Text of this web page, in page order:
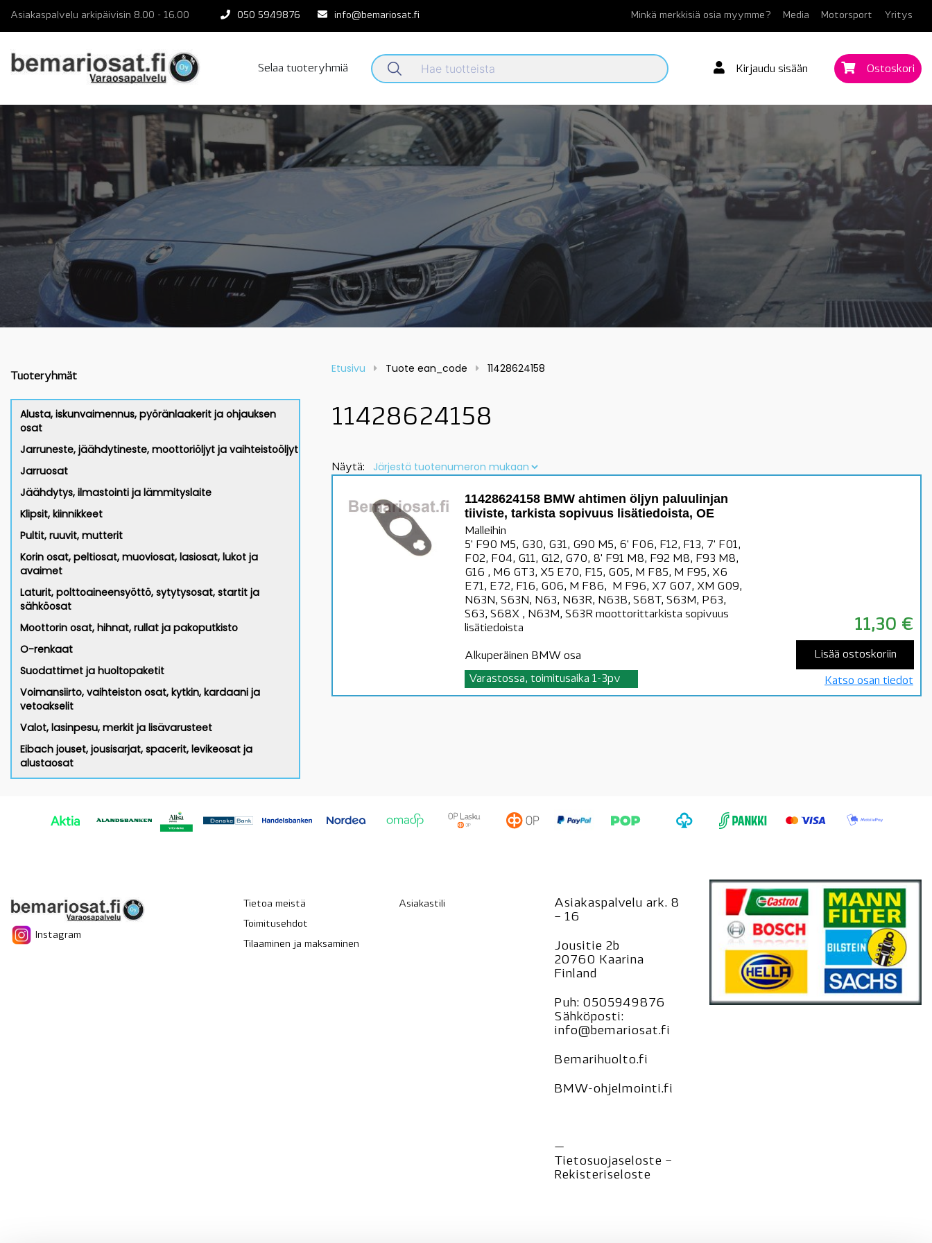
content
Asiakaspalvelu arkipäivisin 8.00 - 16.00 050 5949876 info@bemariosat.fi Minkä merkkisiä osia myymme? Media Motorsport Yritys
Selaa tuoteryhmiä Kirjaudu sisään Ostoskori
Tuoteryhmät
Alusta, iskunvaimennus, pyöränlaakerit ja ohjauksen
osat
Jarruneste, jäähdytineste, moottoriöljyt ja vaihteistoöljyt
Jarruosat
Jäähdytys, ilmastointi ja lämmityslaite
Klipsit, kiinnikkeet
Pultit, ruuvit, mutterit
Korin osat, peltiosat, muoviosat, lasiosat, lukot ja
avaimet
Laturit, polttoaineensyöttö, sytytysosat, startit ja
sähköosat
Moottorin osat, hihnat, rullat ja pakoputkisto
O-renkaat
Suodattimet ja huoltopaketit
Voimansiirto, vaihteiston osat, kytkin, kardaani ja
vetoakselit
Valot, lasinpesu, merkit ja lisävarusteet
Eibach jouset, jousisarjat, spacerit, levikeosat ja
alustaosat
Etusivu Tuote ean_code 11428624158
11428624158
Näytä:
11428624158 BMW ahtimen öljyn paluulinjan
tiiviste, tarkista sopivuus lisätiedoista, OE
Malleihin
5' F90 M5, G30, G31, G90 M5, 6' F06, F12, F13, 7' F01,
F02, F04, G11, G12, G70, 8' F91 M8, F92 M8, F93 M8,
G16 , M6 GT3, X5 E70, F15, G05, M F85, M F95, X6
E71, E72, F16, G06, M F86, M F96, X7 G07, XM G09,
N63N, S63N, N63, N63R, N63B, S68T, S63M, P63,
S63, S68X , N63M, S63R moottorittarkista sopivuus
lisätiedoista
Alkuperäinen BMW osa
Varastossa, toimitusaika 1-3pv
11,30 €
Lisää ostoskoriin
Katso osan tiedot
Instagram
Tietoa meistä
Toimitusehdot
Tilaaminen ja maksaminen
Asiakastili
Asiakaspalvelu ark. 8
– 16
Jousitie 2b
20760 Kaarina
Finland
Puh: 0505949876
Sähköposti:
info@bemariosat.fi
Bemarihuolto.fi
BMW-ohjelmointi.fi
—
Tietosuojaseloste –
Rekisteriseloste